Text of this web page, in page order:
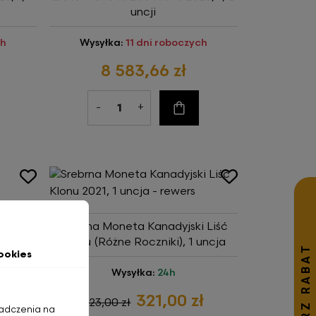
uncji
Wysyłka: 11 dni roboczych
8 583,66 zł
- + Do koszyka
Srebrna Moneta Kanadyjski Liść
Klonu (Różne Roczniki), 1 uncja
Wysyłka: 24h
323,00 zł 321,00 zł
na